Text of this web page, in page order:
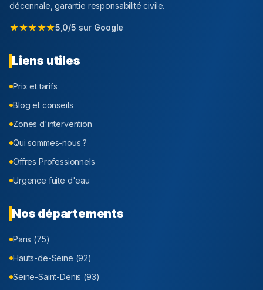
décennale, garantie responsabilité civile.
★★★★★5,0/5 sur Google
Liens utiles
Prix et tarifs
Blog et conseils
Zones d'intervention
Qui sommes-nous ?
Offres Professionnels
Urgence fuite d'eau
Nos départements
Paris (75)
Hauts-de-Seine (92)
Seine-Saint-Denis (93)